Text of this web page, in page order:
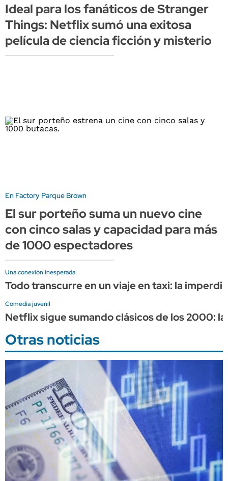
Ideal para los fanáticos de Stranger
Things: Netflix sumó una exitosa
película de ciencia ficción y misterio
En Factory Parque Brown
El sur porteño suma un nuevo cine
con cinco salas y capacidad para más
de 1000 espectadores
Una conexión inesperada
Todo transcurre en un viaje en taxi: la
Comedia juvenil
Netflix sigue sumando clásicos de los 2000:
Otras noticias